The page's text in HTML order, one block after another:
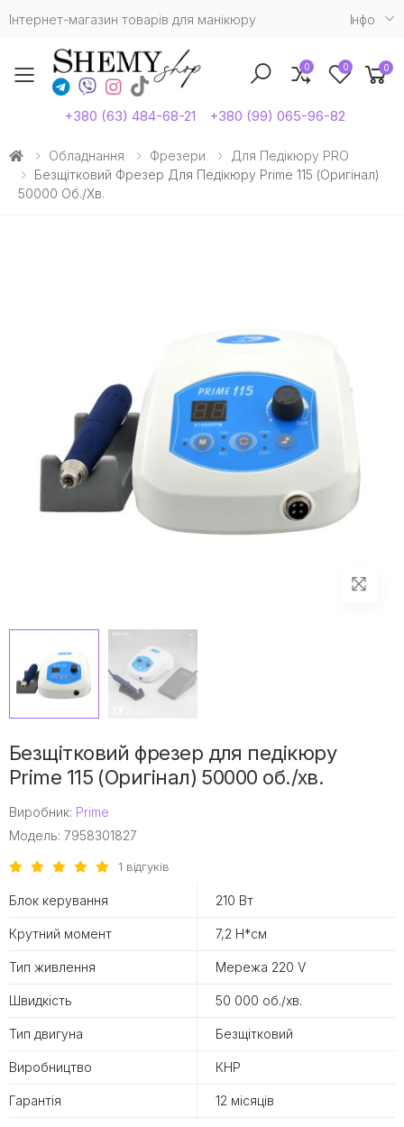
Інтернет-магазин товарів для манікюру Iнфо
Toggle mobile menu
+380 (63) 484-68-21 +380 (99) 065-96-82
0 0 0
Обладнання Фрезери
Для Педікюру PRO
Безщітковий Фрезер Для Педікюру Prime 115 (Оригінал)
50000 Об./хв.
Безщітковий фрезер для педікюру
Prime 115 (Оригінал) 50000 об./хв.
Виробник: Prime
Модель: 7958301827
1 відгуків
Блок керування 210 Вт
Крутний момент 7,2 Н*см
Тип живлення Мережа 220 V
Швидкість 50 000 об./хв.
Тип двигуна Безщітковий
Виробництво КНР
Гарантія 12 місяців